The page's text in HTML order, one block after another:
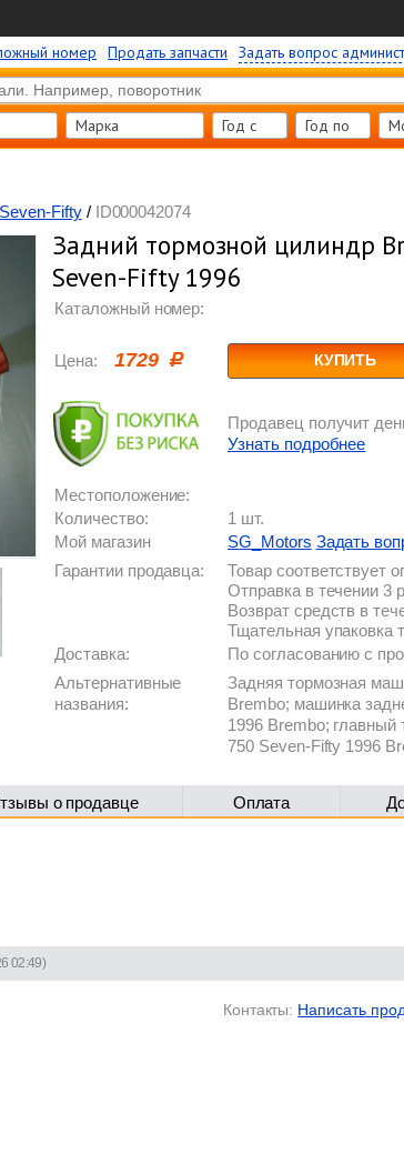
номер Продать запчасти Задать вопрос
Марка Год c Год по
Fifty / ID000042074
Задний тормозной цилиндр
Seven-Fifty 1996
Каталожный номер:
Цена: 1729 КУПИТЬ
Продавец получит
Узнать подробнее
Местоположение:
Количество:
1 шт.
Мой магазин
SG_Motors Задать
Гарантии продавца:
Товар соответствует
Отправка в течении 3
Возврат средств в
Тщательная упаковка
Доставка:
По согласованию с
Альтернативные
названия:
Задняя тормозная
Brembo; машинка
1996 Brembo; главный
750 Seven-Fifty 1996
о продавце Оплата
02:49)
Контакты: Написать